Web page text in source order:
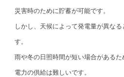
災害時のために貯蓄が可能です。
しかし、天候によって発電量が異な
す。
雨や冬の日照時間が短い場合がある
電力の供給は難しいです。